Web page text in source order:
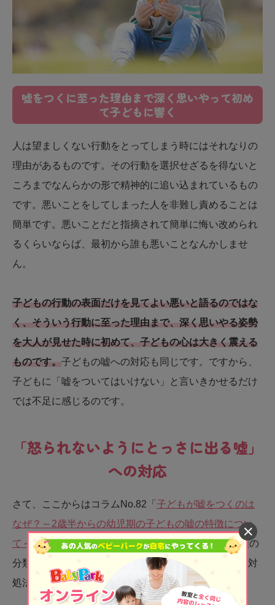
嘘をつくに至った理由まで深く思いやって初め
て子どもに響く
人は望ましくない行動をとってしまう時にはそれなりの
理由があるものです。その行動を選択せざるを得ないと
ころまでなんらかの形で精神的に追い込まれているもの
です。悪いことをしてしまった人を非難し責めることは
簡単です。悪いことだと指摘されて簡単に悔い改められ
るくらいならば、最初から誰も悪いことなんかしませ
ん。
子どもの行動の表面だけを見てよい悪いと語るのではな
く、そういう行動に至った理由まで、深く思いやる姿勢
を大人が見せた時に初めて、子どもの心は大きく震える
ものです。 子どもの嘘への対応も同じです。ですから、
子どもに「嘘をついてはいけない」と言いきかせるだけ
では不足に感じるのです。
「怒られないようにとっさに出る嘘」
への対応
さて、ここからはコラムNo.82「 子どもが嘘をつくのは
なぜ？～2歳半からの幼児期の子どもの嘘の特徴につい
て～ 」でもご説明した、子どもに見られる嘘の15種類の
分類のうち「怒られないようにとっさにでる嘘」への対
処法について詳しく解説していきます。